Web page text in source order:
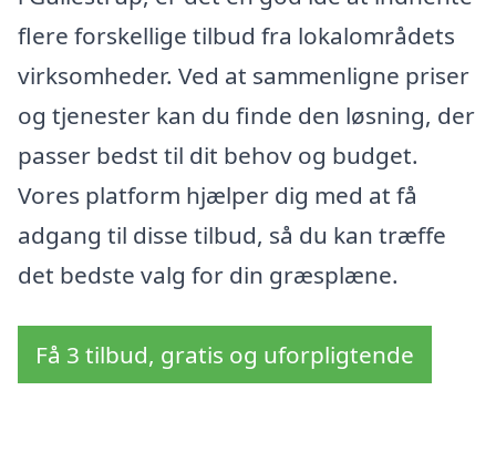
flere forskellige tilbud fra lokalområdets
virksomheder. Ved at sammenligne priser
og tjenester kan du finde den løsning, der
passer bedst til dit behov og budget.
Vores platform hjælper dig med at få
adgang til disse tilbud, så du kan træffe
det bedste valg for din græsplæne.
Få 3 tilbud, gratis og uforpligtende